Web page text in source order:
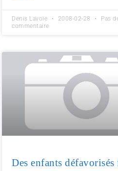
Denis Lavoie 2008-02-28
Pas
commentaire
Des enfants